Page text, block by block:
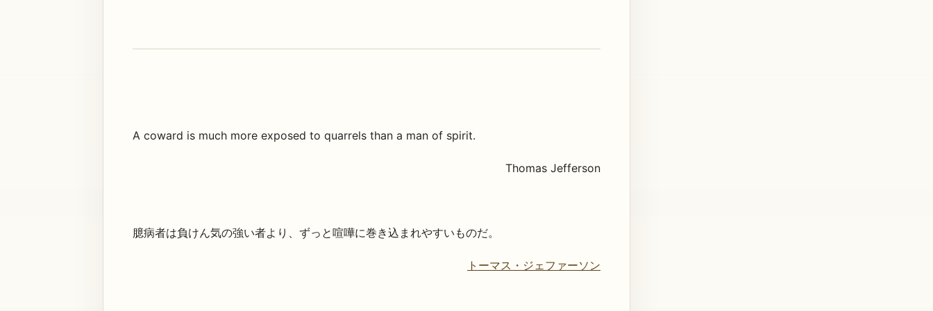
A coward is much more exposed to quarrels than a man of spirit.
Thomas Jefferson
臆病者は負けん気の強い者より、ずっと喧嘩に巻き込まれやすいものだ。
トーマス・ジェファーソン